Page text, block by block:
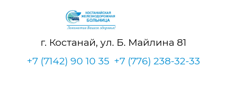
г. Костанай, ул. Б. Майлина 81
+7 (7142) 90 10 35 +7 (776) 238-32-33